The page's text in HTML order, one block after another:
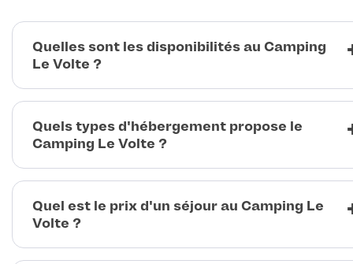
Quelles sont les disponibilités au Camping
Le Volte ?
Quels types d'hébergement propose le
Camping Le Volte ?
Quel est le prix d'un séjour au Camping Le
Volte ?